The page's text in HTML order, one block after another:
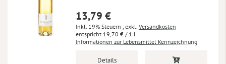
13,79 €
Inkl. 19% Steuern , exkl. Versandkosten
19,70 € / 1 l
Informationen zur Lebensmittel Kennzeichnung
Details